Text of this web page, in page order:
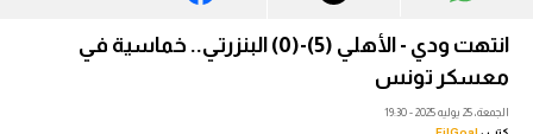
ميركاتو
فانتازي في الجول
انتهت ودي - الأهلي (5)-(0) البنزرتي.. خماسية في
معسكر تونس
الجمعة، 25 يوليه 2025 - 19:30